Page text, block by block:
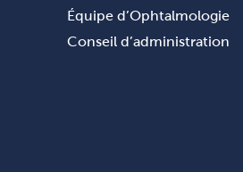
Équipe d’Ophtalmologie
Conseil d’administration